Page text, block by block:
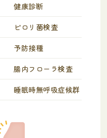
健康診断
ピロリ菌検査
予防接種
腸内フローラ検査
睡眠時無呼吸症候群